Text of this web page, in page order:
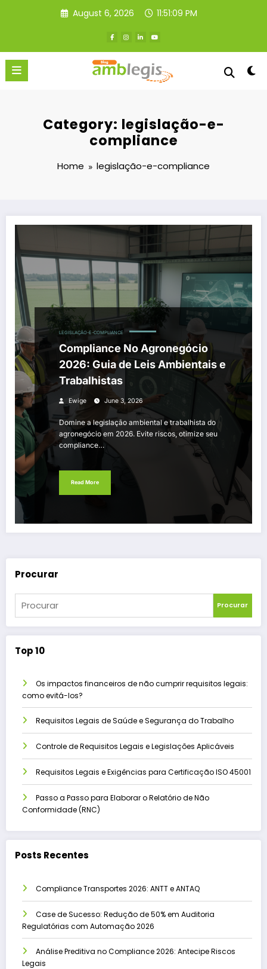
August 6, 2026 11:51:10 PM
Category: legislação-e-
compliance
Home legislação-e-compliance
LEGISLAÇÃO-E-COMPLIANCE
Compliance No Agronegócio
2026: Guia de Leis Ambientais e
Trabalhistas
Ewige June 3, 2026
Domine a legislação ambiental e trabalhista do
agronegócio em 2026. Evite riscos, otimize seu
compliance…
Read More
Procurar
Procurar
Top 10
Os impactos financeiros de não cumprir requisitos legais:
como evitá-los?
Requisitos Legais de Saúde e Segurança do Trabalho
Controle de Requisitos Legais e Legislações Aplicáveis
Requisitos Legais e Exigências para Certificação ISO 45001
Passo a Passo para Elaborar o Relatório de Não
Conformidade (RNC)
Posts Recentes
Compliance Transportes 2026: ANTT e ANTAQ
Case de Sucesso: Redução de 50% em Auditoria
Regulatórias com Automação 2026
Análise Preditiva no Compliance 2026: Antecipe Riscos
Legais